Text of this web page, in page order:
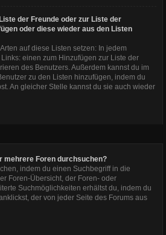
der Freunde oder zur Liste der
oder diese wieder aus den Listen
auf diese Listen setzen: In jedem
einen zum Hinzufügen zur Liste der
des Benutzers. Außerdem kannst du im
zu den Listen hinzufügen, indem du
An gleicher Stelle kannst du sie auch wieder
mehrere Foren durchsuchen?
indem du einen Suchbegriff in die
Foren-Übersicht, der Foren- oder
Suchmöglichkeiten erhältst du, indem du
der von jeder Seite des Forums aus